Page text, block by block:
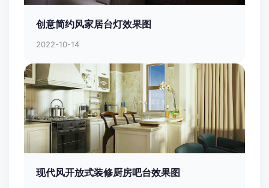
创意简约风家居台灯效果图
2022-10-14
现代风开放式装修厨房吧台效果图